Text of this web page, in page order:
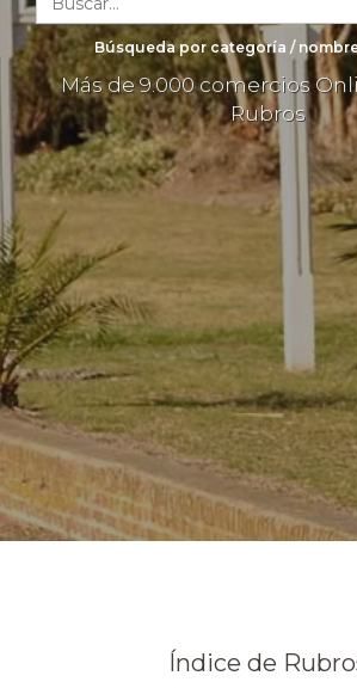
Búsqueda por categoría /
Más de 9.000 comercios
Rubros
Índice de